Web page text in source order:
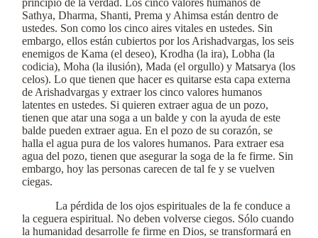
principio de la verdad. Los cinco valores humanos de
Sathya, Dharma, Shanti, Prema y Ahimsa están dentro de
ustedes. Son como los cinco aires vitales en ustedes. Sin
embargo, ellos están cubiertos por los Arishadvargas, los seis
enemigos de Kama (el deseo), Krodha (la ira), Lobha (la
codicia), Moha (la ilusión), Mada (el orgullo) y Matsarya (los
celos). Lo que tienen que hacer es quitarse esta capa externa
de Arishadvargas y extraer los cinco valores humanos
latentes en ustedes. Si quieren extraer agua de un pozo,
tienen que atar una soga a un balde y con la ayuda de este
balde pueden extraer agua. En el pozo de su corazón, se
halla el agua pura de los valores humanos. Para extraer esa
agua del pozo, tienen que asegurar la soga de la fe firme. Sin
embargo, hoy las personas carecen de tal fe y se vuelven
ciegas.
La pérdida de los ojos espirituales de la fe conduce a
la ceguera espiritual. No deben volverse ciegos. Sólo cuando
la humanidad desarrolle fe firme en Dios, se transformará en